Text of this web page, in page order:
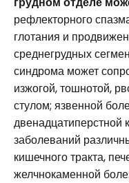
рефлекторного
глотания и
среднегрудных
синдрома может
изжогой, тошнотой,
стулом; язвенной
двенадцатиперстной
заболеваний
кишечного тракта,
желчнокаменной